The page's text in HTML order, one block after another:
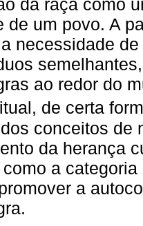
da raça como
de um povo. A
necessidade
ao redor do
de certa
conceitos de
da herança
a
a